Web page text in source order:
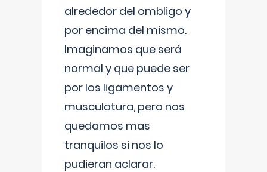
alrededor del ombligo y
por encima del mismo.
Imaginamos que será
normal y que puede ser
por los ligamentos y
musculatura, pero nos
quedamos mas
tranquilos si nos lo
pudieran aclarar.